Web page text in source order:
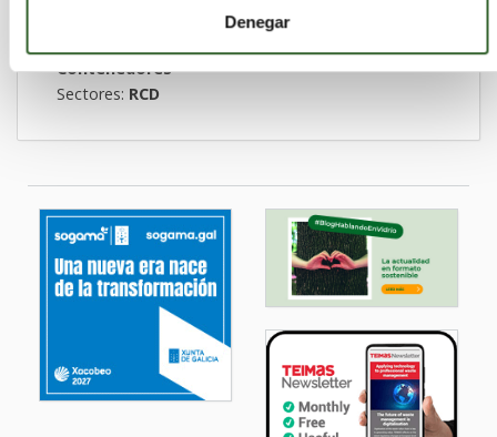
Denegar
Actividades que desarrollan:Recuperación,
Contenedores
Sectores: RCD